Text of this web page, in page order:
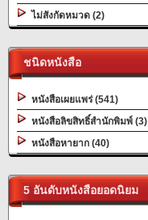
ไม่สังกัดหมวด (2)
ชนิดหนังสือ
หนังสือเผยแพร่ (541)
หนังสือลิขสิทธิ์สำนักพิมพ์ (3)
หนังสือหายาก (40)
5 อันดับหนังสือยอดนิยม